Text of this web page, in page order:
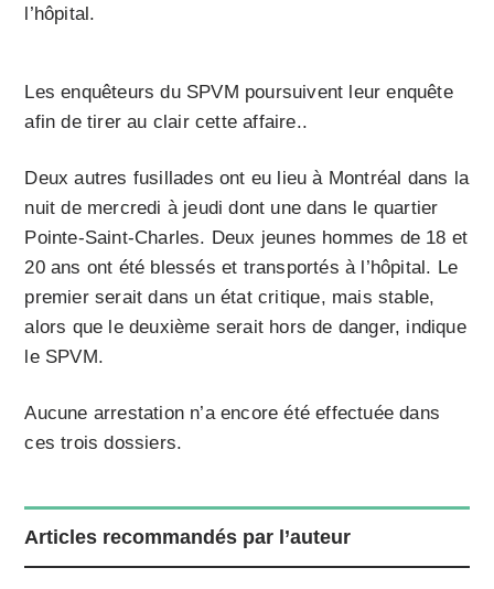
l’hôpital.
Les enquêteurs du SPVM poursuivent leur enquête
afin de tirer au clair cette affaire..
Deux autres fusillades ont eu lieu à Montréal dans la
nuit de mercredi à jeudi dont une dans le quartier
Pointe-Saint-Charles. Deux jeunes hommes de 18 et
20 ans ont été blessés et transportés à l’hôpital. Le
premier serait dans un état critique, mais stable,
alors que le deuxième serait hors de danger, indique
le SPVM.
Aucune arrestation n’a encore été effectuée dans
ces trois dossiers.
Articles recommandés par l’auteur